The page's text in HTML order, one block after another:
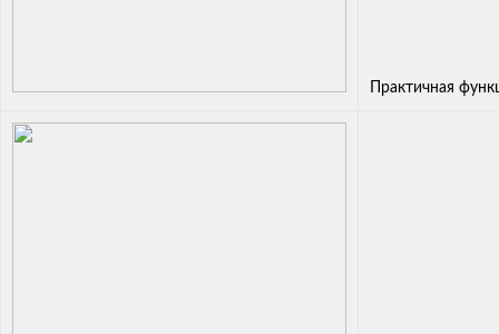
Практичная